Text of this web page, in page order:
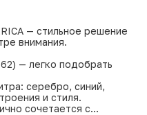
— стильное решение
внимания.
— легко подобрать
серебро, синий,
и стиля.
сочетается с